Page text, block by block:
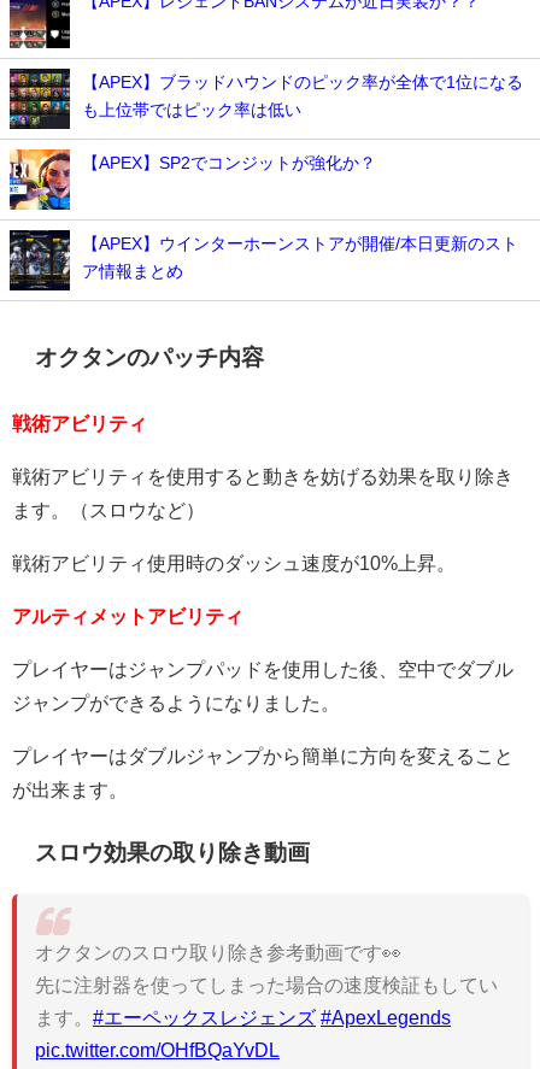
【APEX】ブラッドハウンドのピック率が全体で1位になる
も上位帯ではピック率は低い
【APEX】SP2でコンジットが強化か？
【APEX】ウインターホーンストアが開催/本日更新のスト
ア情報まとめ
オクタンのパッチ内容
戦術アビリティ
戦術アビリティを使用すると動きを妨げる効果を取り除き
ます。（スロウなど）
戦術アビリティ使用時のダッシュ速度が10%上昇。
アルティメットアビリティ
プレイヤーはジャンプパッドを使用した後、空中でダブル
ジャンプができるようになりました。
プレイヤーはダブルジャンプから簡単に方向を変えること
が出来ます。
スロウ効果の取り除き動画
オクタンのスロウ取り除き参考動画です👀
先に注射器を使ってしまった場合の速度検証もしてい
ます。 #エーペックスレジェンズ #ApexLegends
pic.twitter.com/OHfBQaYvDL